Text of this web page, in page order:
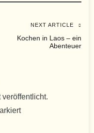
NEXT ARTICLE
Kochen in Laos – ein
Abenteuer